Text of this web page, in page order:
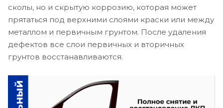
сколы, но и скрытую коррозию, которая может
прятаться под верхними слоями краски или между
металлом и первичным грунтом. После удаления
дефектов все слои первичных и вторичных
грунтов восстанавливаются.